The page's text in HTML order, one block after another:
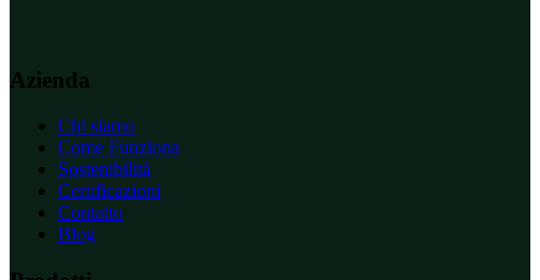
Azienda
Chi siamo
Come Funziona
Sostenibilità
Certificazioni
Contatto
Blog